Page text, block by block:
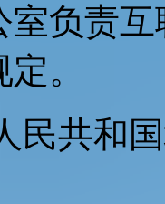
室负责
。
民共和